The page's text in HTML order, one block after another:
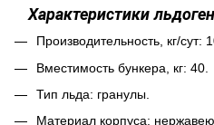
Характеристики
Производительность, кг/сут:
Вместимость бункера, кг: 40.
Тип льда: гранулы.
Материал корпуса: